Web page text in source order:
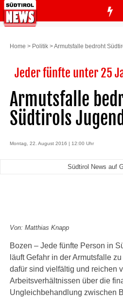
Home > Politik >Armutsfalle bedroht
Jeder fünfte unter 25
Armutsfalle
Südtirols Jugend
Montag, 22. August 2016 | 12:00 Uhr
Südtirol News auf
Von: Matthias Knapp
Bozen – Jede fünfte Person in
läuft Gefahr in der Armutsfalle
dafür sind vielfältig und reichen
Arbeitsverhältnissen über die
Ungleichbehandlung zwischen